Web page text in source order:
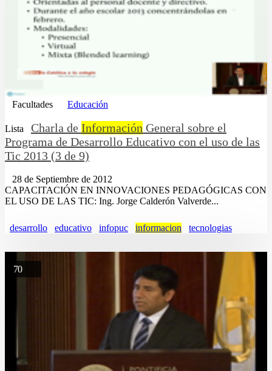
Facultades Educación
Lista Charla de Información General sobre el
Programa de Desarrollo Educativo con el uso de las
Tic 2013 (3 de 9)
28 de Septiembre de 2012
CAPACITACIÓN EN INNOVACIONES PEDAGÓGICAS CON
EL USO DE LAS TIC: Ing. Jorge Calderón Valverde...
desarrollo educativo infopuc informacion tecnologias
70